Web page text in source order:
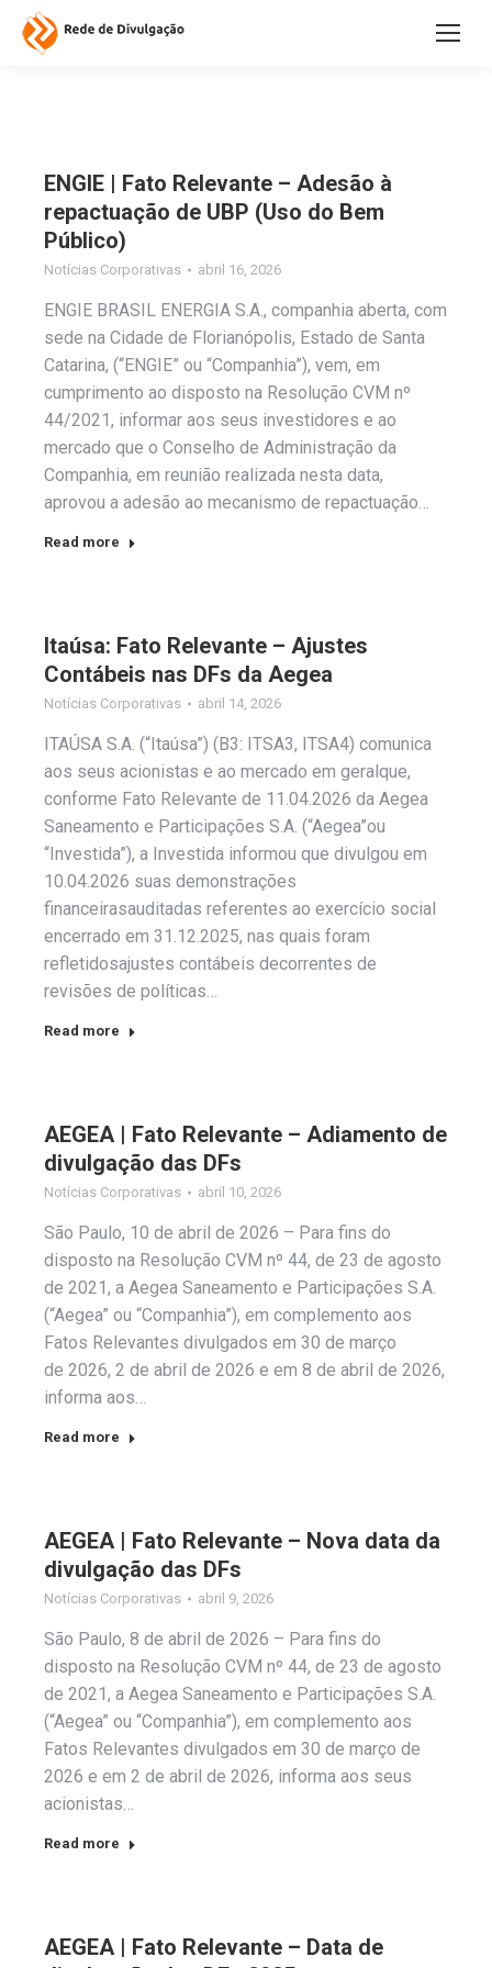
ENGIE | Fato Relevante – Adesão à
repactuação de UBP (Uso do Bem
Público)
Notícias Corporativas abril 16, 2026
ENGIE BRASIL ENERGIA S.A., companhia aberta, com
sede na Cidade de Florianópolis, Estado de Santa
Catarina, (“ENGIE” ou “Companhia”), vem, em
cumprimento ao disposto na Resolução CVM nº
44/2021, informar aos seus investidores e ao
mercado que o Conselho de Administração da
Companhia, em reunião realizada nesta data,
aprovou a adesão ao mecanismo de repactuação…
Read more
Itaúsa: Fato Relevante – Ajustes
Contábeis nas DFs da Aegea
Notícias Corporativas abril 14, 2026
ITAÚSA S.A. (“Itaúsa”) (B3: ITSA3, ITSA4) comunica
aos seus acionistas e ao mercado em geralque,
conforme Fato Relevante de 11.04.2026 da Aegea
Saneamento e Participações S.A. (“Aegea”ou
“Investida”), a Investida informou que divulgou em
10.04.2026 suas demonstrações
financeirasauditadas referentes ao exercício social
encerrado em 31.12.2025, nas quais foram
refletidosajustes contábeis decorrentes de
revisões de políticas…
Read more
AEGEA | Fato Relevante – Adiamento de
divulgação das DFs
Notícias Corporativas abril 10, 2026
São Paulo, 10 de abril de 2026 – Para fins do
disposto na Resolução CVM nº 44, de 23 de agosto
de 2021, a Aegea Saneamento e Participações S.A.
(“Aegea” ou “Companhia”), em complemento aos
Fatos Relevantes divulgados em 30 de março
de 2026, 2 de abril de 2026 e em 8 de abril de 2026,
informa aos…
Read more
AEGEA | Fato Relevante – Nova data da
divulgação das DFs
Notícias Corporativas abril 9, 2026
São Paulo, 8 de abril de 2026 – Para fins do
disposto na Resolução CVM nº 44, de 23 de agosto
de 2021, a Aegea Saneamento e Participações S.A.
(“Aegea” ou “Companhia”), em complemento aos
Fatos Relevantes divulgados em 30 de março de
2026 e em 2 de abril de 2026, informa aos seus
acionistas…
Read more
AEGEA | Fato Relevante – Data de